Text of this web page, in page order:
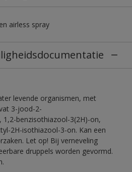
airless spray
levende organismen, met
3-jood-2-
1,2-benzisothiazool-3(2H)-on,
2H-isothiazool-3-on. Kan een
Let op! Bij verneveling
druppels worden gevormd.